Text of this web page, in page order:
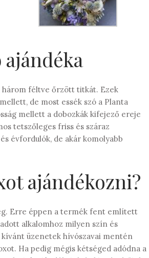
három féltve őrzött titkát. Ezek
de most essék szó a Planta
mellett a dobozkák kifejező ereje
tetszőleges friss és száraz
évfordulók, de akár komolyabb
ajándékozni?
Erre éppen a termék fent említett
alkalomhoz milyen szín és
kívánt üzenetek hívószavai mentén
Ha pedig mégis kétséged adódna a